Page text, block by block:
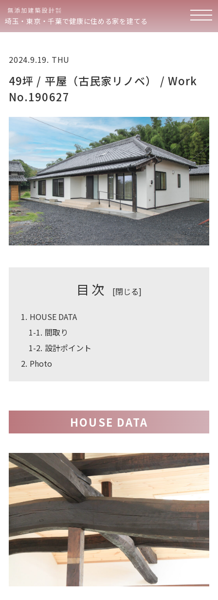
埼玉・東京・千葉で健康に住める家を建てる
2024.9.19. THU
49坪 / 平屋（古民家リノベ） / Work
No.190627
目次 [閉じる]
1 HOUSE DATA
1-1 間取り
1-2 設計ポイント
2 Photo
HOUSE DATA